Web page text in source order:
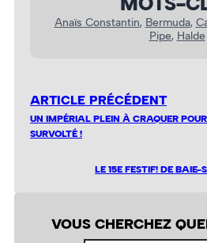
Anaïs Constantin, Bermuda,
Pipe, Halde
ARTICLE PRÉCÉDENT
UN IMPÉRIAL PLEIN À CRAQUER
SURVOLTÉ !
LE 15E FESTIF! DE
VOUS CHERCHEZ